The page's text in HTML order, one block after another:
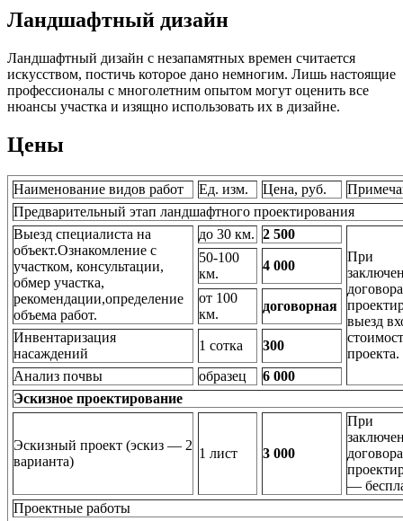
Ландшафтный дизайн
Ландшафтный дизайн с незапамятных времен считается
искусством, постичь которое дано немногим. Лишь настоящие
профессионалы с многолетним опытом могут оценить все
нюансы участка и изящно использовать их в дизайне.
Цены
Наименование видов работ Ед. изм. Цена, руб.
Предварительный этап ландшафтного проектирования
Выезд специалиста на
объект.Ознакомление с
участком, консультации,
обмер участка,
рекомендации,определение
объема работ.
до 30 км. 2 500
При
выезд
проекта.
50-100
км.
4 000
от 100
км.
договорная
Инвентаризация
насаждений
1 сотка
300
Анализ почвы
образец
6 000
Эскизное проектирование
Эскизный проект (эскиз — 2
варианта)
1 лист 3 000
При
—
Проектные работы